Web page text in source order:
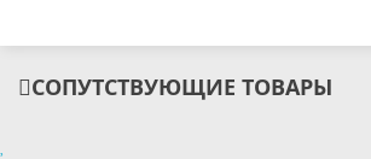
СОПУТСТВУЮЩИЕ ТОВАРЫ